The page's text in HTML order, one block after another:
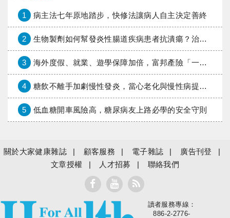
1 病主法七年原地踏步，快修法讓病人自主決定善終
2 生物製劑如何幫發炎性腸道疾病患者抗潰瘍？治療進展與健保給付困境一次看
3 海外度假、就業、遊學保障加倍，富邦產險「一期逐夢」專案加碼遠距醫療與緊急救援
4 糖飲不離手加劇慢性發炎，當心老化與慢性病提早報到
5 低血糖開車風險高，糖尿病友上路必學的安全守則
關於大家健康雜誌 顧客服務 電子雜誌
廣告刊登
文章授權
人才招募 聯絡我們
大家健康
讀者服務專線：
886-2-2776-